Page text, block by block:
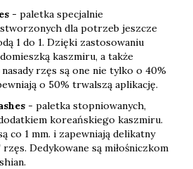
- paletka specjalnie
dla potrzeb jeszcze
1 do 1. Dzięki zastosowaniu
kaszmiru, a także
nasadyrzęs są one nie tylko o 40%
o 50% trwalszą aplikację.
- paletka stopniowanych,
koreańskiego kaszmiru.
co 1 mm. i zapewniają delikatny
Dedykowane są miłośniczkom